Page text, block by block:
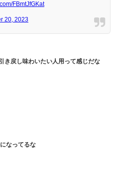
FBmtJfGKat
20, 2023
き戻し味わいたい人用って感じだな
なってるな